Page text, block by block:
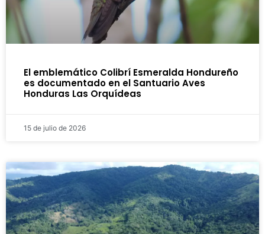
El emblemático Colibrí Esmeralda Hondureño
es documentado en el Santuario Aves
Honduras Las Orquídeas
15 de julio de 2026